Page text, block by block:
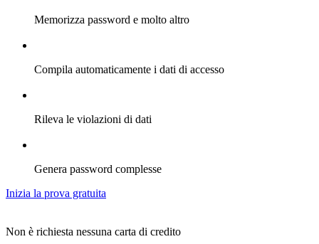
Memorizza password e molto altro
Compila automaticamente i dati di accesso
Rileva le violazioni di dati
Genera password complesse
Inizia la prova gratuita
Non è richiesta nessuna carta di credito